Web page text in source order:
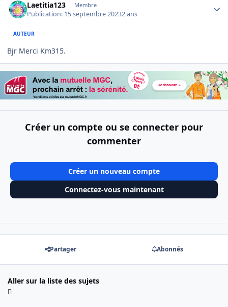
Laetitia123 Membre
Publication: 15 septembre 20232 ans
AUTEUR
Bjr Merci Km315.
Créer un compte ou se connecter pour
commenter
Créer un nouveau compte
Connectez-vous maintenant
Partager Abonnés
Aller sur la liste des sujets